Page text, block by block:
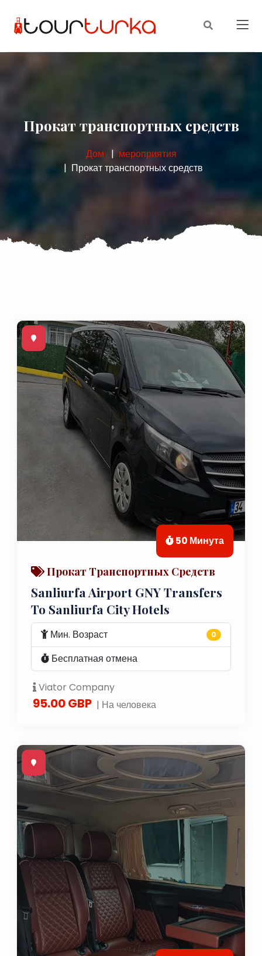
Прокат транспортных средств
Дом
мероприятия
Прокат транспортных средств
50 Минута
Прокат Транспортных Средств
Sanliurfa Airport GNY Transfers
To Sanliurfa City Hotels
Мин. Возраст 0
Бесплатная отмена
Viator Company
95.00 GBP | На человека